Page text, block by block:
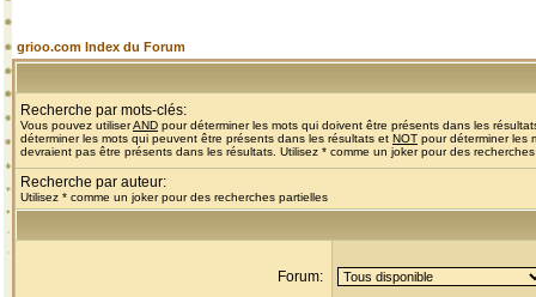
grioo.com Index du Forum
Recherche par mots-clés:
Vous pouvez utiliserAND pour déterminer les mots qui doivent être présents dans les
déterminer les mots qui peuvent être présents dans les résultats et NOT pour déterminer les
devraient pas être présents dans les résultats. Utilisez * comme un joker pour des
Recherche par auteur:
Utilisez * comme un joker pour des recherches partielles
Forum: